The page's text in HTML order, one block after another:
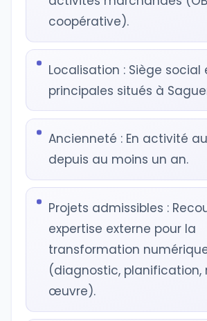
coopérative).
Localisation : Siège
principales situés à
Ancienneté : En activité
depuis au moins un an.
Projets admissibles :
expertise externe pour la
transformation
(diagnostic, planification,
œuvre).